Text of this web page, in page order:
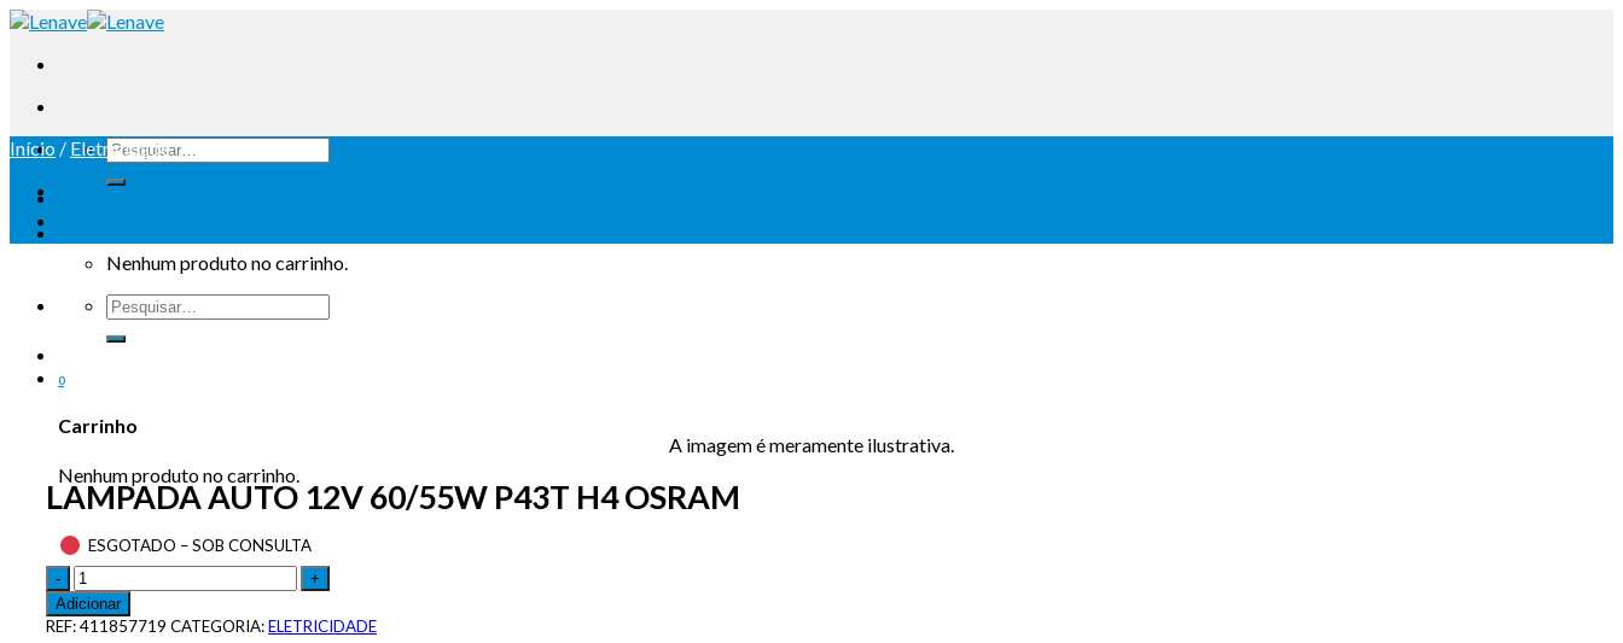
Nenhum produto no carrinho.
0
Carrinho
Nenhum produto no carrinho.
Início / Eletricidade
A imagem é meramente ilustrativa.
LAMPADA AUTO 12V 60/55W P43T H4 OSRAM
ESGOTADO – SOB CONSULTA
Adicionar
REF:411857719 CATEGORIA:ELETRICIDADE